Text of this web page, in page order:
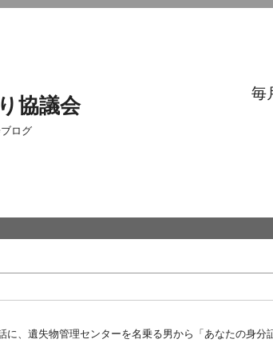
協議会
ログ
毎
、遺失物管理センターを名乗る男から「あなたの身分